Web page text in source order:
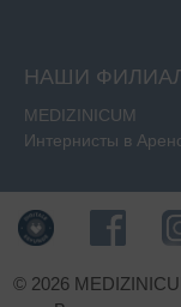
НАШИ
MEDIZINICUM
Интернисты в
© 2026